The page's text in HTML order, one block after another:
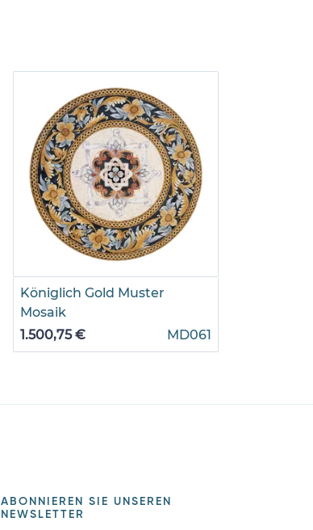
Königlich Gold Muster
Mosaik
1.500,75 €
MD061
ABONNIEREN SIE UNSEREN
NEWSLETTER